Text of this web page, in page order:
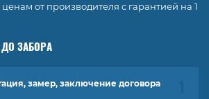
от производителя с гарантией на 1
ЗАБОРА
замер, заключение договора